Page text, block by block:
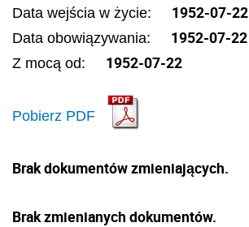
Data wejścia w życie: 1952-07-22
Data obowiązywania: 1952-07-22
Z mocą od: 1952-07-22
Pobierz PDF
Brak dokumentów zmieniających.
Brak zmienianych dokumentów.